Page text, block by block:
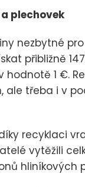
plechovek
nezbytné
přibližně
hodnotě 1 €.
třeba i v
recyklaci
vytěžili
hliníkových